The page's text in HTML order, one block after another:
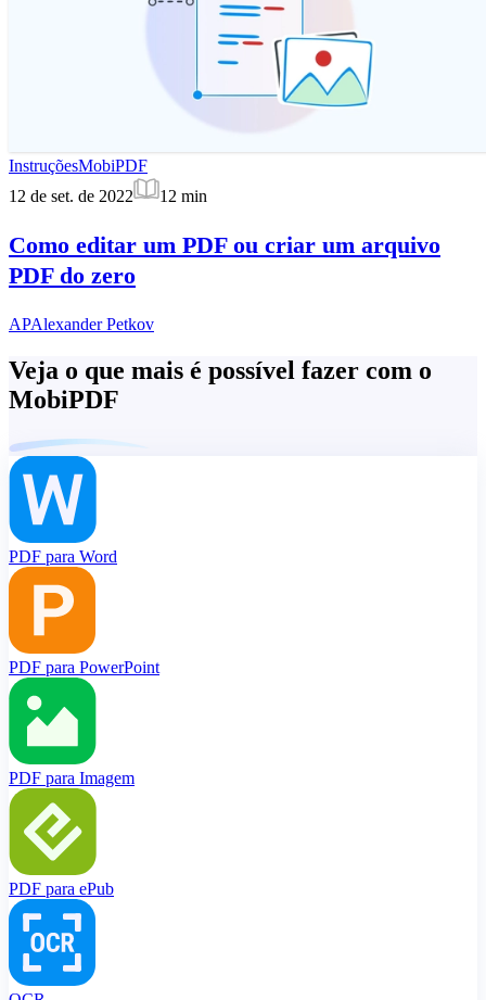
InstruçõesMobiPDF
12 de set. de 2022
12 min
Como editar um PDF ou criar um arquivo
PDF do zero
APAlexander Petkov
Veja o que mais é possível fazer com o
MobiPDF
PDF para Word
PDF para PowerPoint
PDF para Imagem
PDF para ePub